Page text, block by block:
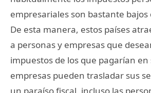
empresariales son bastante bajos
De esta manera, estos países
a personas y empresas que
impuestos de los que pagarían en
empresas pueden trasladar sus
un paraíso fiscal, incluso las